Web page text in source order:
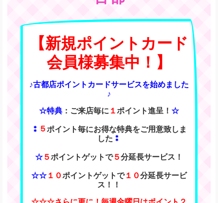
【新規ポイントカード
会員様募集中！】
♪古都店ポイントカードサービスを始めました
♪
☆特典：ご来店毎に １ポイント進呈！ ☆
⁑ ５ポイント毎にお得な特典をご用意致しま
した ⁑
☆５ポイントゲットで５分延長サービス！
☆☆１０ポイントゲットで１０分延長サービ
ス！！